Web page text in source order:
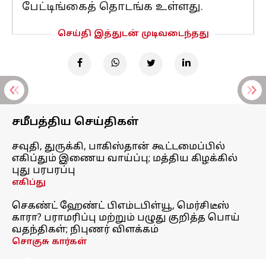
பேட்டிங்கைத் தொடங்க உள்ளது.
செய்தி இத்துடன் முடிவடைந்தது
சமீபத்திய செய்திகள்
சவுதி, துருக்கி, பாகிஸ்தான் கூட்டமைப்பில்
எகிப்தும் இணைய வாய்ப்பு; மத்திய கிழக்கில்
புது பரபரப்பு
எகிப்து
செகண்ட் ஹேண்ட் பிஎம்டபிள்யூ, மெர்சிடீஸ்
காரா? பராமரிப்பு மற்றும் பழுது குறித்த பொய்
வதந்திகள்; நிபுணர் விளக்கம்
சொகுசு கார்கள்